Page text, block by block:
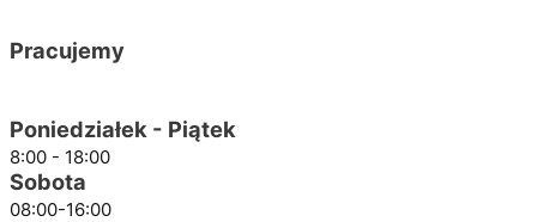
Pracujemy
Poniedziałek - Piątek
8:00 - 18:00
Sobota
08:00-16:00